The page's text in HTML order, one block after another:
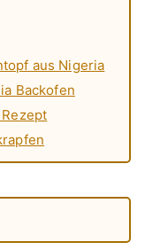
aus Nigeria
Backofen